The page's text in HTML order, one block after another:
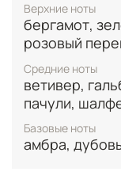
Верхние ноты
бергамот,
розовый
Средние ноты
ветивер,
пачули,
Базовые ноты
амбра,